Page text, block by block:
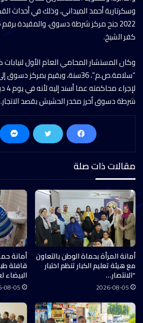
كفر الشيخ.
وكان المستشار المحامي العام الأول لنيابات
“سلامة.ص.م”، 36سنة، ويقيم
شرطة دسوق أحرز مخدر الحشيش بقصد الاتجار.
مقالات ذات صلة
أمانة المرأة بحماة الوطن بالتعاون
مع هيئة تعليم الكبار تنظم اختبار
“الانتصار…
2026-08-05
أمانة
قافلة
البيضاء
08-05